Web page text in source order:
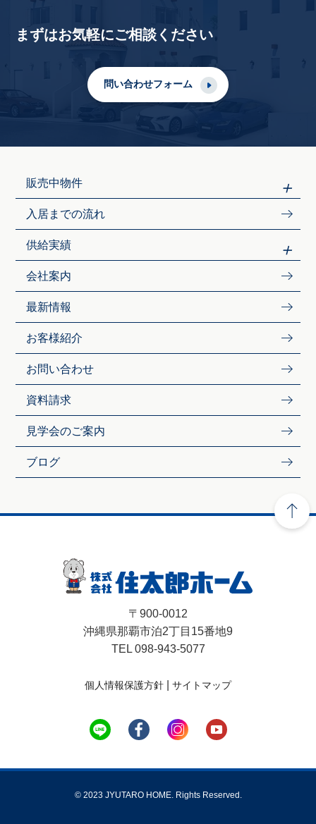
まずはお気軽にご相談ください
問い合わせフォーム
販売中物件
入居までの流れ
供給実績
会社案内
最新情報
お客様紹介
お問い合わせ
資料請求
見学会のご案内
ブログ
〒900-0012
沖縄県那覇市泊2丁目15番地9
TEL 098-943-5077
個人情報保護方針 サイトマップ
© 2023 JYUTARO HOME. Rights Reserved.